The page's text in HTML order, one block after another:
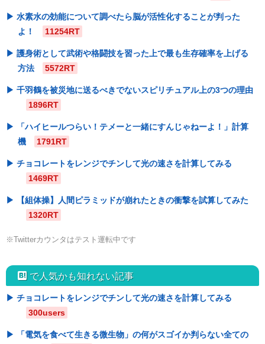
水素水の効能について調べたら脳が活性化することが判った
よ！
11254RT
護身術として武術や格闘技を習った上で最も生存確率を上げる
方法
5572RT
千羽鶴を被災地に送るべきでないスピリチュアル上の3つの理由
1896RT
「ハイヒールつらい！テメーと一緒にすんじゃねーよ！」計算
機
1791RT
チョコレートをレンジでチンして光の速さを計算してみる
1469RT
【組体操】人間ピラミッドが崩れたときの衝撃を試算してみた
1320RT
※Twitterカウンタはテスト運転中です
hatebu で人気かも知れない記事
チョコレートをレンジでチンして光の速さを計算してみる
300users
「電気を食べて生きる微生物」の何がスゴイか判らない全ての